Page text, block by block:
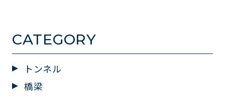
CATEGORY
トンネル
橋梁